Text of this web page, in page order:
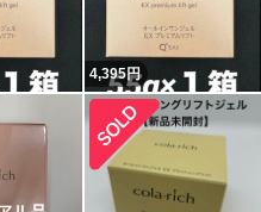
4,395円